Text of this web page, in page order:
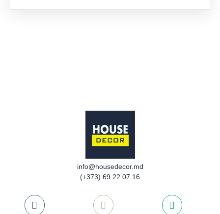
info@housedecor.md
(+373) 69 22 07 16